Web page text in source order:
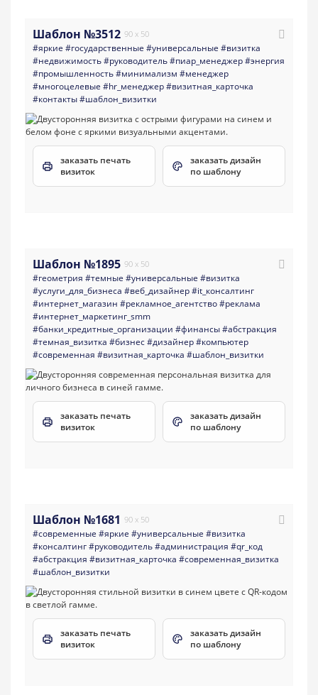
Шаблон №3512 90 x 50
#яркие #государственные #универсальные #визитка
#недвижимость#руководитель#пиар_менеджер#энергия
#промышленность#минимализм #менеджер
#многоцелевые #hr_менеджер#визитная_карточка
#контакты#шаблон_визитки
заказать печать
визиток
заказать дизайн
по шаблону
Шаблон №1895 90 x 50
#геометрия #темные #универсальные #визитка
#услуги_для_бизнеса #веб_дизайнер#it_консалтинг
#интернет_магазин #рекламное_агентство#реклама
#интернет_маркетинг_smm
#банки_кредитные_организации #финансы#абстракция
#темная_визитка #бизнес#дизайнер#компьютер
#современная #визитная_карточка #шаблон_визитки
заказать печать
визиток
заказать дизайн
по шаблону
Шаблон №1681 90 x 50
#современные #яркие #универсальные #визитка
#консалтинг#руководитель#администрация #qr_код
#абстракция #визитная_карточка #современная_визитка
#шаблон_визитки
заказать печать
визиток
заказать дизайн
по шаблону